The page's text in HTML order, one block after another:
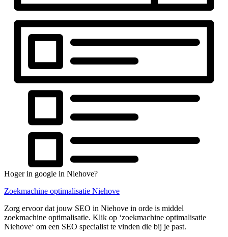
Hoger in google in Niehove?
Zoekmachine optimalisatie Niehove
Zorg ervoor dat jouw SEO in Niehove in orde is middel
zoekmachine optimalisatie. Klik op ‘zoekmachine optimalisatie
Niehove‘ om een SEO specialist te vinden die bij je past.